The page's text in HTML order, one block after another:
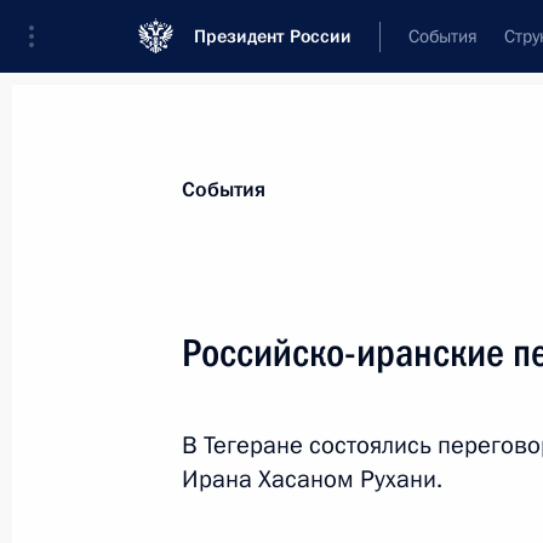
Президент России События
Телефонный разговор с
31 декабря 2016 года, 18:30
События
Российско-иранские
В Тегеране состоялись
Ирана Хасаном Рухани.